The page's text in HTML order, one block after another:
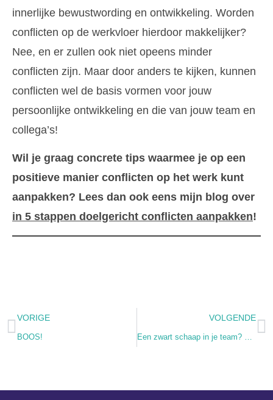
innerlijke bewustwording en ontwikkeling. Worden
conflicten op de werkvloer hierdoor makkelijker?
Nee, en er zullen ook niet opeens minder
conflicten zijn. Maar door anders te kijken, kunnen
conflicten wel de basis vormen voor jouw
persoonlijke ontwikkeling en die van jouw team en
collega’s!
Wil je graag concrete tips waarmee je op een
positieve manier conflicten op het werk kunt
aanpakken? Lees dan ook eens mijn blog over
in 5 stappen doelgericht conflicten aanpakken!
VORIGE
BOOS!
VOLGENDE
Een zwart schaap in je team? Kijk naar de kudde!